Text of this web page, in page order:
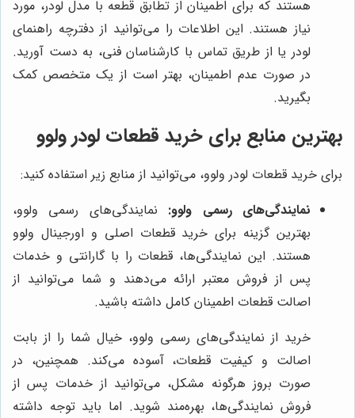
هستند که برای اطمینان از تطابق قطعه با مدل لودر، مورد
نیاز هستند. این اطلاعات را می‌توانید از دفترچه راهنمای
لودر یا از طریق تماس با کارشناسان فنی، به دست آورید.
در صورت عدم اطمینان، بهتر است از یک متخصص کمک
بگیرید.
بهترین منابع برای خرید قطعات لودر ولوو
برای خرید قطعات لودر ولوو، می‌توانید از منابع زیر استفاده کنید:
نمایندگی‌های رسمی ولوو: نمایندگی‌های رسمی ولوو،
بهترین گزینه برای خرید قطعات اصلی و اورجینال ولوو
هستند. این نمایندگی‌ها، قطعات را با گارانتی و خدمات
پس از فروش معتبر ارائه می‌دهند و شما می‌توانید از
اصالت قطعات اطمینان کامل داشته باشید.
خرید از نمایندگی‌های رسمی ولوو، خیال شما را از بابت
اصالت و کیفیت قطعات، آسوده می‌کند. همچنین، در
صورت بروز هرگونه مشکل، می‌توانید از خدمات پس از
فروش نمایندگی‌ها، بهره‌مند شوید. اما باید توجه داشته